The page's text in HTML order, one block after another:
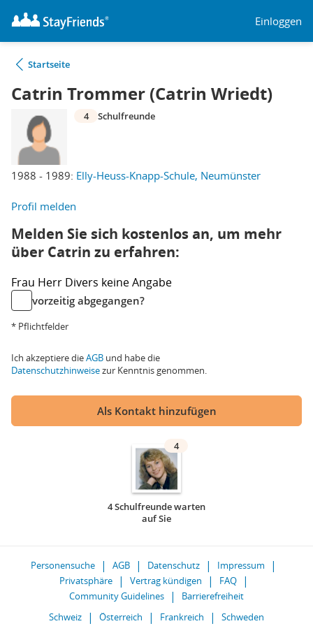
Einloggen
Startseite
Catrin Trommer (Catrin Wriedt)
1988 - 1989: Elly-Heuss-Knapp-Schule, Neumünster
4 Schulfreunde
Profil melden
Melden Sie sich kostenlos an, um mehr
über Catrin zu erfahren:
Frau Herr Divers keine Angabe
vorzeitig abgegangen?
* Pflichtfelder
Ich akzeptiere dieAGB und habe die
Datenschutzhinweisezur Kenntnis genommen.
Als Kontakt hinzufügen
4
4 Schulfreunde warten
auf Sie
Personensuche AGB Datenschutz
Impressum
Privatsphäre
Vertrag kündigen
FAQ
Community Guidelines
Barrierefreiheit
Schweiz
Österreich Frankreich Schweden